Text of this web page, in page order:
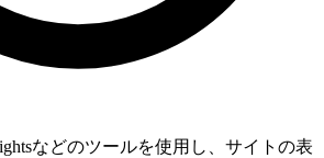
などのツールを使用し、サイトの表